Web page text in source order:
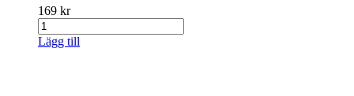
169 kr
Lägg till